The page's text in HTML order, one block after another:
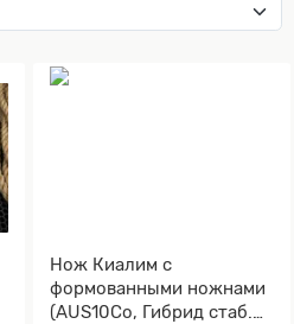
Нож Киалим с
формованными ножнами
(AUS10Co, Гибрид стаб.